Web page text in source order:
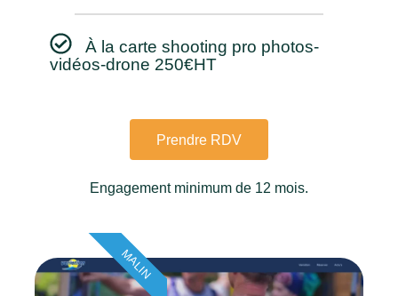
À la carte shooting pro photos-
vidéos-drone 250€HT
Prendre RDV
Engagement minimum de 12 mois.
MALIN